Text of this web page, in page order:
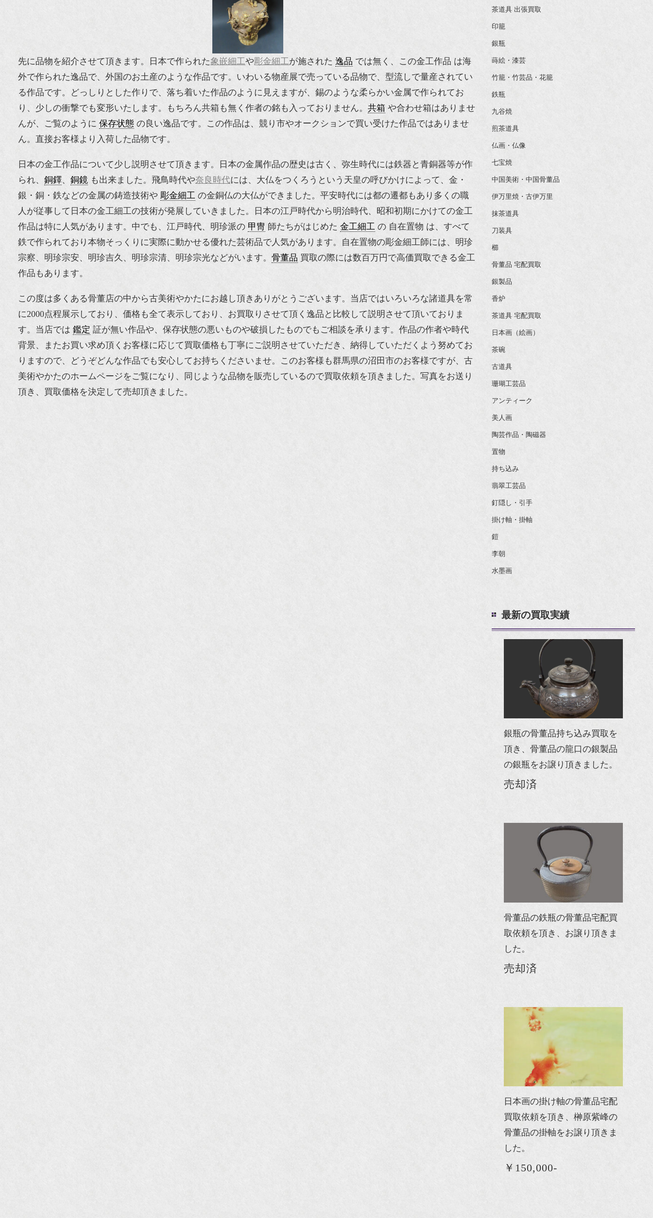
先に品物を紹介させて頂きます。日本で作られた象嵌細工や彫金細工が施された 逸品 では無く、この金工作品 は海
外で作られた逸品で、外国のお土産のような作品です。いわいる物産展で売っている品物で、型流しで量産されてい
る作品です。どっしりとした作りで、落ち着いた作品のように見えますが、錫のような柔らかい金属で作られてお
り、少しの衝撃でも変形いたします。もちろん共箱も無く作者の銘も入っておりません。 共箱 や合わせ箱はありませ
んが、ご覧のように 保存状態 の良い逸品です。この作品は、競り市やオークションで買い受けた作品ではありませ
ん。直接お客様より入荷した品物です。
日本の金工作品について少し説明させて頂きます。日本の金属作品の歴史は古く、弥生時代には鉄器と青銅器等が作
られ、 銅鐸、 銅鏡 も出来ました。飛鳥時代や奈良時代には、大仏をつくろうという天皇の呼びかけによって、金・
銀・銅・鉄などの金属の鋳造技術や 彫金細工 の金銅仏の大仏ができました。平安時代には都の遷都もあり多くの職
人が従事して日本の金工細工の技術が発展していきました。日本の江戸時代から明治時代、昭和初期にかけての金工
作品は特に人気があります。中でも、江戸時代、明珍派の 甲冑 師たちがはじめた 金工細工 の 自在置物 は、すべて
鉄で作られており本物そっくりに実際に動かせる優れた芸術品で人気があります。自在置物の彫金細工師には、明珍
宗察、明珍宗安、明珍吉久、明珍宗清、明珍宗光などがいます。 骨董品 買取の際には数百万円で高価買取できる金工
作品もあります。
この度は多くある骨董店の中から古美術やかたにお越し頂きありがとうございます。当店ではいろいろな諸道具を常
に2000点程展示しており、価格も全て表示しており、お買取りさせて頂く逸品と比較して説明させて頂いておりま
す。当店では 鑑定 証が無い作品や、保存状態の悪いものや破損したものでもご相談を承ります。作品の作者や時代
背景、またお買い求め頂くお客様に応じて買取価格も丁寧にご説明させていただき、納得していただくよう努めてお
りますので、どうぞどんな作品でも安心してお持ちくださいませ。このお客様も群馬県の沼田市のお客様ですが、古
美術やかたのホームページをご覧になり、同じような品物を販売しているので買取依頼を頂きました。写真をお送り
頂き、買取価格を決定して売却頂きました。
茶道具 出張買取
印籠
銀瓶
蒔絵・漆芸
竹籠・竹芸品・花籠
鉄瓶
九谷焼
煎茶道具
仏画・仏像
七宝焼
中国美術・中国骨董品
伊万里焼・古伊万里
抹茶道具
刀装具
櫛
骨董品 宅配買取
銀製品
香炉
茶道具 宅配買取
日本画（絵画）
茶碗
古道具
珊瑚工芸品
アンティーク
美人画
陶芸作品・陶磁器
置物
持ち込み
翡翠工芸品
釘隠し・引手
掛け軸・掛軸
鎧
李朝
水墨画
最新の買取実績
銀瓶の骨董品持ち込み買取を
頂き、骨董品の龍口の銀製品
の銀瓶をお譲り頂きました。
売却済
骨董品の鉄瓶の骨董品宅配買
取依頼を頂き、お譲り頂きま
した。
売却済
日本画の掛け軸の骨董品宅配
買取依頼を頂き、榊原紫峰の
骨董品の掛軸をお譲り頂きま
した。
￥150,000-